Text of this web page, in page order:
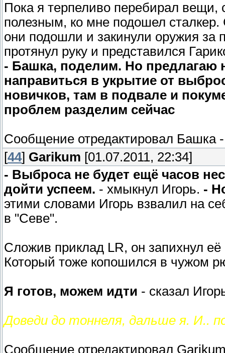
Пока я терпеливо перебирал вещи,
полезным, ко мне подошел сталкер.
они подошли и закинули оружия за
протянул руку и представился
- Башка, поделим. Но предлагаю
направиться в укрытие от
новичков, там в подвале и
проблем разделим сейчас
Сообщение отредактировал Башка
[44] Garikum [01.07.2011, 22:34]
- Выброса не будет ещё часов
дойти успеем. - хмыкнул Игорь. -
этими словами Игорь взвалил на
в "Севе".
Сложив приклад LR, он запихнул
Который тоже копошился в чужом
Я готов, можем идти - сказал
Доведи до тоннеля, дальше я. И..
Сообщение отредактировал